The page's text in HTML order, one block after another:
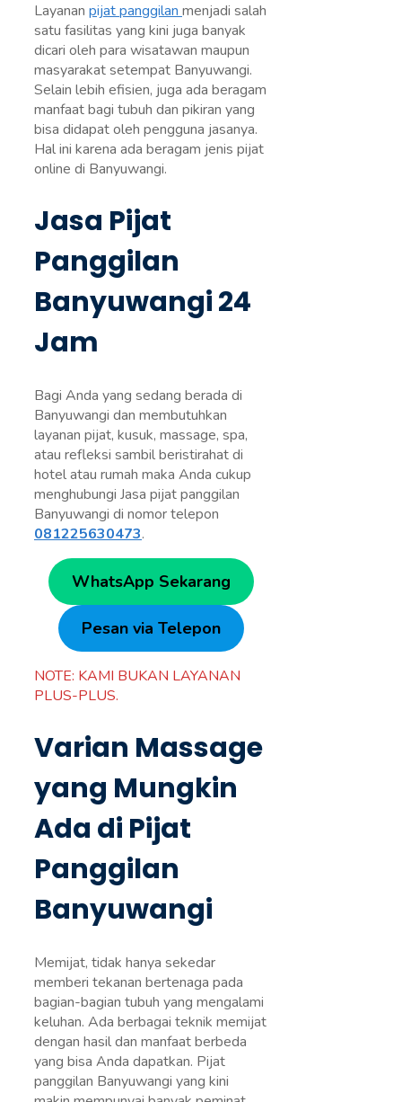
Layanan pijat panggilanmenjadi salah
satu fasilitas yang kini juga banyak
dicari oleh para wisatawan maupun
masyarakat setempat Banyuwangi.
Selain lebih efisien, juga ada beragam
manfaat bagi tubuh dan pikiran yang
bisa didapat oleh pengguna jasanya.
Hal ini karena ada beragam jenis pijat
online di Banyuwangi.
Jasa Pijat
Panggilan
Banyuwangi 24
Jam
Bagi Anda yang sedang berada di
Banyuwangi dan membutuhkan
layanan pijat, kusuk, massage, spa,
atau refleksi sambil beristirahat di
hotel atau rumah maka Anda cukup
menghubungi Jasa pijat panggilan
Banyuwangi di nomor telepon
081225630473.
WhatsApp Sekarang
Pesan via Telepon
NOTE: KAMI BUKAN LAYANAN
PLUS-PLUS.
Varian Massage
yang Mungkin
Ada di Pijat
Panggilan
Banyuwangi
Memijat, tidak hanya sekedar
memberi tekanan bertenaga pada
bagian-bagian tubuh yang mengalami
keluhan. Ada berbagai teknik memijat
dengan hasil dan manfaat berbeda
yang bisa Anda dapatkan. Pijat
panggilan Banyuwangi yang kini